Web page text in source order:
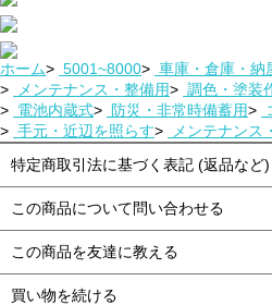
ホーム> 5001~8000> 車庫・倉庫・納
>
メンテナンス・整備用> 調色・塗装
> 電池内蔵式> 防災・非常時備蓄用>
> 手元・近辺を照らす>
メンテナンス
特定商取引法に基づく表記 (返品など)
この商品について問い合わせる
この商品を友達に教える
買い物を続ける